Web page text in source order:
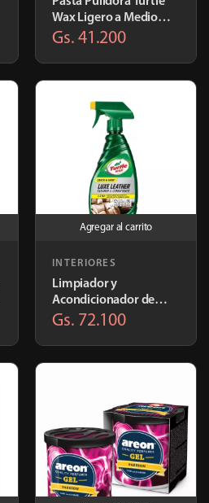
Wax Ligero a Medio
298gr | T241A 50205
Gs. 41.200
Agregar al carrito
INTERIORES
Limpiador y
Acondicionador de
Cuero Turtle Wax 473
Gs. 72.100